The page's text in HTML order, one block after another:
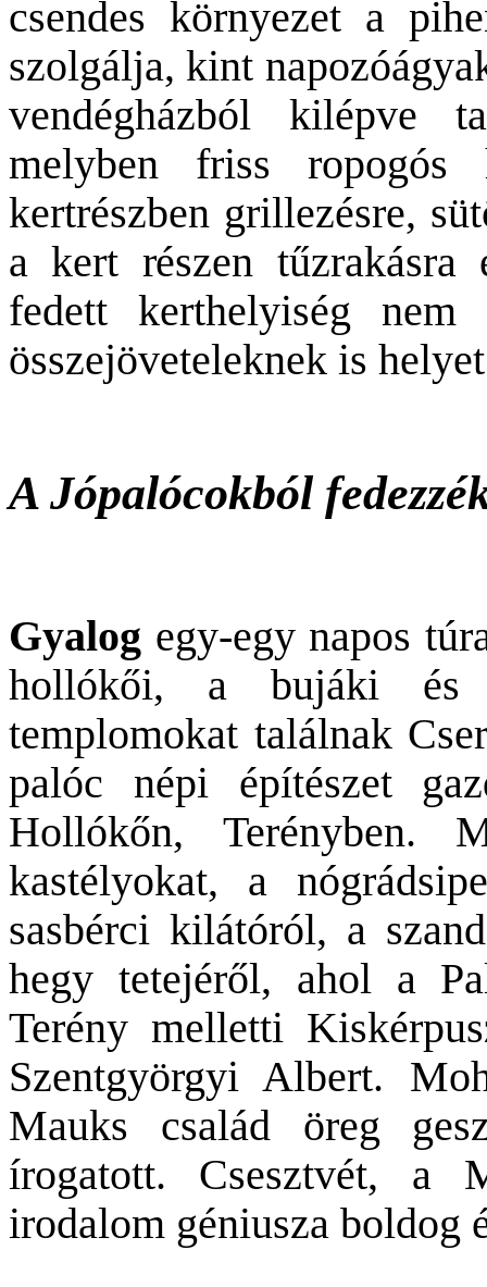
csendes környezet a
szolgálja, kint
vendégházból kilépve
melyben friss
kertrészben grillezésre,
a kert részen tűzrakásra
fedett kerthelyiség nem
összejöveteleknek is
A Jópalócokból
Gyalog egy-egy napos
hollókői, a bujáki és
templomokat találnak
palóc népi építészet
Hollókőn, Terényben.
kastélyokat, a
sasbérci kilátóról, a
hegy tetejéről, ahol a
Terény melletti
Szentgyörgyi Albert.
Mauks család öreg
írogatott. Csesztvét, a
irodalom géniusza boldog